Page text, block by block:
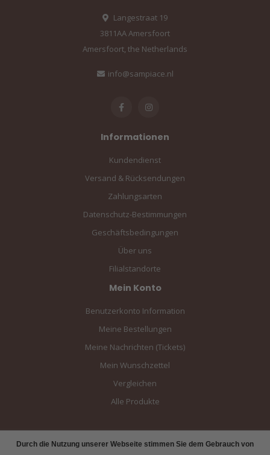
Durch die Nutzung unserer Webseite stimmen Sie dem Gebrauch von
Langestraat 19
3811AA Amersfoort
Amersfoort, the Netherlands
info@sampiace.nl
Informationen
Kundendienst
Versand & Rücksendungen
Zahlungsarten
Datenschutz-Bestimmungen
Geschäftsbedingungen
Über uns
Filialstandorte
Mein Konto
Benutzerkonto Information
Meine Bestellungen
Meine Nachrichten (Tickets)
Mein Wunschzettel
Vergleichen
Alle Produkte